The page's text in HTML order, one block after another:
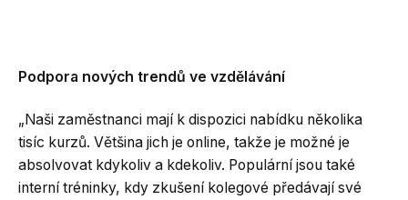
Podpora nových trendů ve vzdělávání
„Naši zaměstnanci mají k dispozici nabídku několika
tisíc kurzů. Většina jich je online, takže je možné je
absolvovat kdykoliv a kdekoliv. Populární jsou také
interní tréninky, kdy zkušení kolegové předávají své